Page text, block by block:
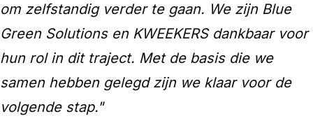
om zelfstandig verder te gaan. We zijn Blue
Green Solutions en KWEEKERS dankbaar voor
hun rol in dit traject. Met de basis die we
samen hebben gelegd zijn we klaar voor de
volgende stap."